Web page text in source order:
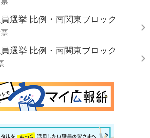
選挙 比例・南関東ブロック
選挙 比例・南関東ブロック